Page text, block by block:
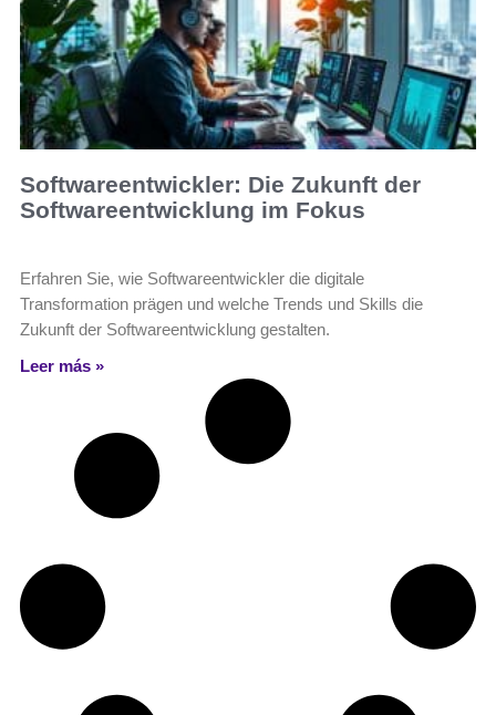
Softwareentwickler: Die Zukunft der
Softwareentwicklung im Fokus
Erfahren Sie, wie Softwareentwickler die digitale
Transformation prägen und welche Trends und Skills die
Zukunft der Softwareentwicklung gestalten.
Leer más »